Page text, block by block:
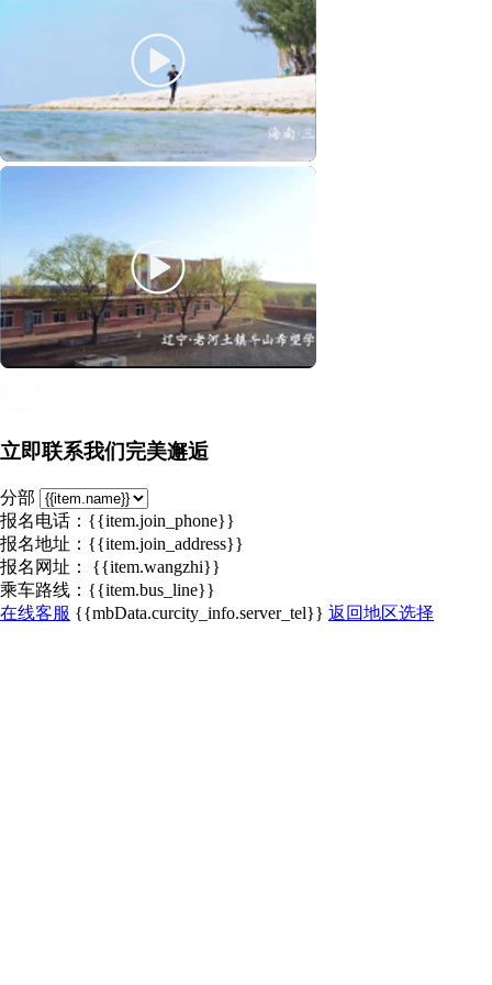
立即联系我们完美邂逅
分部
报名电话：{{item.join_phone}}
报名地址：{{item.join_address}}
报名网址： {{item.wangzhi}}
乘车路线：{{item.bus_line}}
在线客服 {{mbData.curcity_info.server_tel}} 返回地区选择